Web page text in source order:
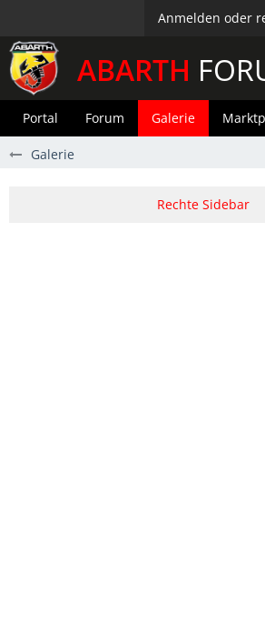
Anmelden oder
ABARTH
Portal Forum Galerie
Galerie